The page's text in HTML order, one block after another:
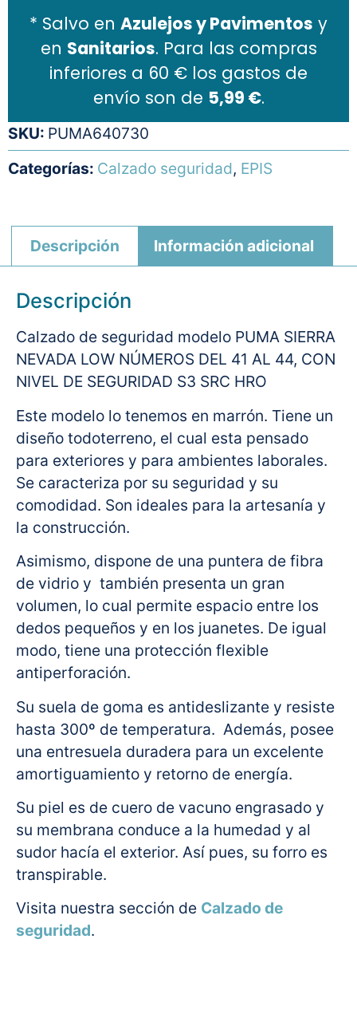
* Salvo en Azulejos y Pavimentos y
en Sanitarios. Para las compras
inferiores a 60 € los gastos de
envío son de 5,99 €.
SKU: PUMA640730
Categorías: Calzado seguridad, EPIS
Descripción Información adicional
Descripción
Calzado de seguridad modelo PUMA SIERRA
NEVADA LOW NÚMEROS DEL 41 AL 44, CON
NIVEL DE SEGURIDAD S3 SRC HRO
Este modelo lo tenemos en marrón. Tiene un
diseño todoterreno, el cual esta pensado
para exteriores y para ambientes laborales.
Se caracteriza por su seguridad y su
comodidad. Son ideales para la artesanía y
la construcción.
Asimismo, dispone de una puntera de fibra
de vidrio y también presenta un gran
volumen, lo cual permite espacio entre los
dedos pequeños y en los juanetes. De igual
modo, tiene una protección flexible
antiperforación.
Su suela de goma es antideslizante y resiste
hasta 300º de temperatura. Además, posee
una entresuela duradera para un excelente
amortiguamiento y retorno de energía.
Su piel es de cuero de vacuno engrasado y
su membrana conduce a la humedad y al
sudor hacía el exterior. Así pues, su forro es
transpirable.
Visita nuestra sección de Calzado de
seguridad.